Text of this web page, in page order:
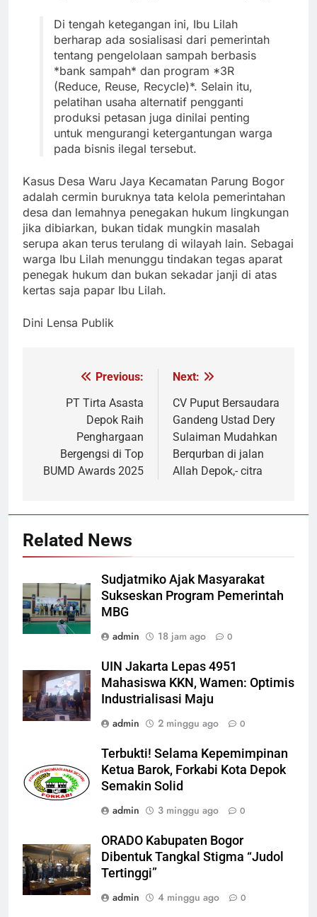
Di tengah ketegangan ini, Ibu Lilah
berharap ada sosialisasi dari pemerintah
tentang pengelolaan sampah berbasis
*bank sampah* dan program *3R
(Reduce, Reuse, Recycle)*. Selain itu,
pelatihan usaha alternatif pengganti
produksi petasan juga dinilai penting
untuk mengurangi ketergantungan warga
pada bisnis ilegal tersebut.
Kasus Desa Waru Jaya Kecamatan Parung Bogor
adalah cermin buruknya tata kelola pemerintahan
desa dan lemahnya penegakan hukum lingkungan
jika dibiarkan, bukan tidak mungkin masalah
serupa akan terus terulang di wilayah lain. Sebagai
warga Ibu Lilah menunggu tindakan tegas aparat
penegak hukum dan bukan sekadar janji di atas
kertas saja papar Ibu Lilah.
Dini Lensa Publik
NavigasiPrevious:
PT Tirta Asasta
Depok Raih
Penghargaan
Bergengsi di Top
BUMD Awards 2025
Next:
CV Puput Bersaudara
Gandeng Ustad Dery
Sulaiman Mudahkan
Berqurban di jalan
Allah Depok,- citra
Related News
Sudjatmiko Ajak Masyarakat
Sukseskan Program Pemerintah
MBG
admin
18 jam ago 0
UIN Jakarta Lepas 4951
Mahasiswa KKN, Wamen: Optimis
Industrialisasi Maju
admin
2 minggu ago 0
Terbukti! Selama Kepemimpinan
Ketua Barok, Forkabi Kota Depok
Semakin Solid
admin
3 minggu ago 0
ORADO Kabupaten Bogor
Dibentuk Tangkal Stigma “Judol
Tertinggi”
admin
4 minggu ago 0